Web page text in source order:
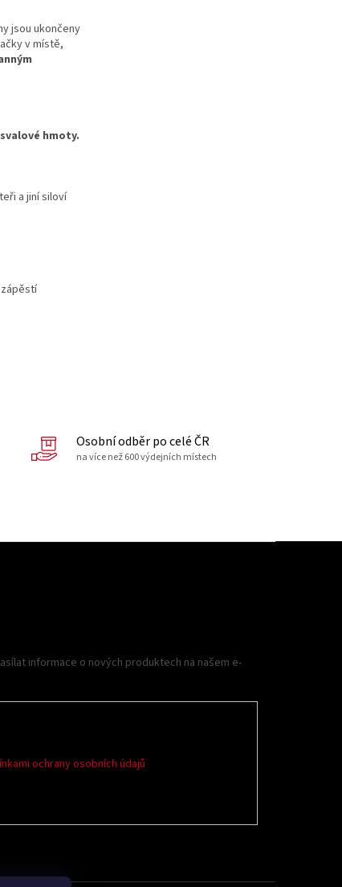
jsou ukončeny
v místě,
hmoty.
a jiní siloví
Osobní odběr po celé ČR
na více než 600 výdejních místech
informace o nových produktech na našem e-
ochrany osobních údajů